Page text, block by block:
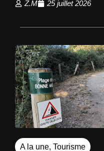
Z.M 25 juillet 2026
A la une, Tourisme